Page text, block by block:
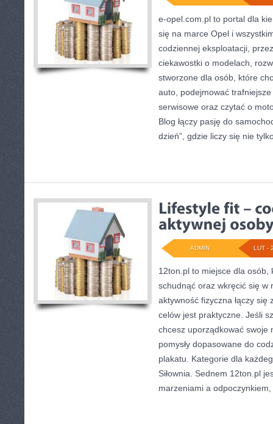
e-opel.com.pl to portal dla
się na marce Opel i
codziennej eksploatacji,
ciekawostki o modelach,
stworzone dla osób, które
auto, podejmować
serwisowe oraz czytać o
Blog łączy pasję do
dzień”, gdzie liczy się nie
LUT -
ADMIN
12ton.pl to miejsce dla
schudnąć oraz wkręcić się w
aktywność fizyczna łączy
celów jest praktyczne. Jeśli
chcesz uporządkować swoje
pomysły dopasowane do
plakatu. Kategorie dla
Siłownia. Sednem 12ton.pl
marzeniami a odpoczynkiem,